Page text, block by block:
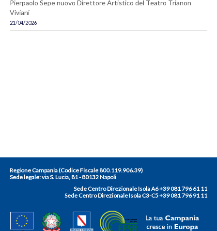
Pierpaolo Sepe nuovo Direttore Artistico del Teatro Trianon
Viviani
21/04/2026
Regione Campania (Codice Fiscale 800.119.906.39)
Sede legale:via S. Lucia, 81 - 80132 Napoli
Sede Centro Direzionale Isola A6 +39 081 796 61 11
Sede Centro Direzionale Isola C3-C5 +39 081 796 91 11